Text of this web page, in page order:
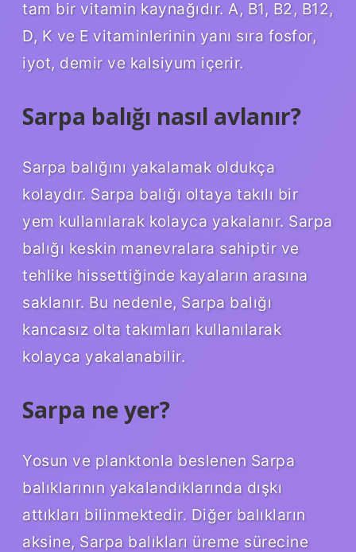
tam bir vitamin kaynağıdır. A, B1, B2, B12,
D, K ve E vitaminlerinin yanı sıra fosfor,
iyot, demir ve kalsiyum içerir.
Sarpa balığı nasıl avlanır?
Sarpa balığını yakalamak oldukça
kolaydır. Sarpa balığı oltaya takılı bir
yem kullanılarak kolayca yakalanır. Sarpa
balığı keskin manevralara sahiptir ve
tehlike hissettiğinde kayaların arasına
saklanır. Bu nedenle, Sarpa balığı
kancasız olta takımları kullanılarak
kolayca yakalanabilir.
Sarpa ne yer?
Yosun ve planktonla beslenen Sarpa
balıklarının yakalandıklarında dışkı
attıkları bilinmektedir. Diğer balıkların
aksine, Sarpa balıkları üreme sürecine